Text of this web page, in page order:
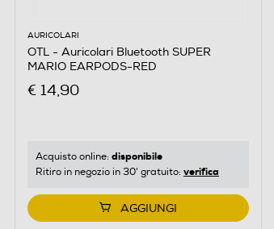
AURICOLARI
OTL - Auricolari Bluetooth SUPER
MARIO EARPODS-RED
€ 14,90
Acquisto online: disponibile
Ritiro in negozio in 30' gratuito: verifica
AGGIUNGI